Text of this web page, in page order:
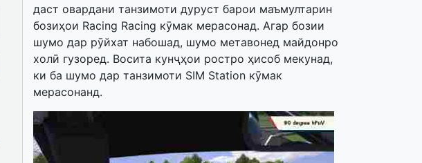
даст овардани танзимоти дуруст барои маъмултарин
бозиҳои Racing Racing кӯмак мерасонад. Агар бозии
шумо дар рӯйхат набошад, шумо метавонед майдонро
холӣ гузоред. Восита кунҷҳои ростро ҳисоб мекунад,
ки ба шумо дар танзимоти SIM Station кӯмак
мерасонанд.